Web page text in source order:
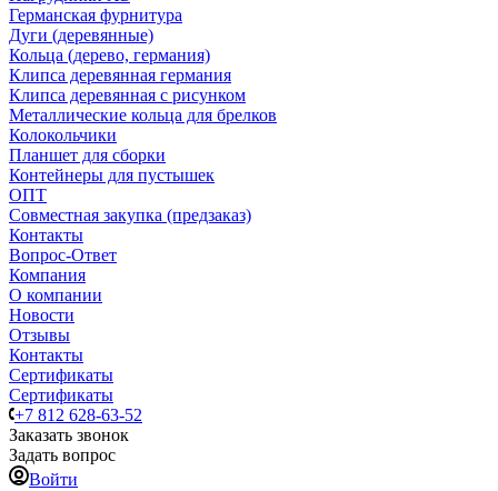
Германская фурнитура
Дуги (деревянные)
Кольца (дерево, германия)
Клипса деревянная германия
Клипса деревянная с рисунком
Металлические кольца для брелков
Колокольчики
Планшет для сборки
Контейнеры для пустышек
ОПТ
Совместная закупка (предзаказ)
Контакты
Вопрос-Ответ
Компания
О компании
Новости
Отзывы
Контакты
Сертификаты
Сертификаты
+7 812 628-63-52
Заказать звонок
Задать вопрос
Войти